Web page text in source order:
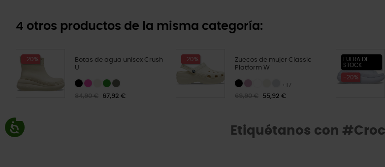
4 otros productos de la misma categoría:
-20%
Botas de agua unisex Crush
U
84,90 € 67,92 €
-20%
Zuecos de mujer Classic
Platform W
+17
69,90 €
55,92 €
FUERA DE
STOCK
-20%
Etiquétanos con